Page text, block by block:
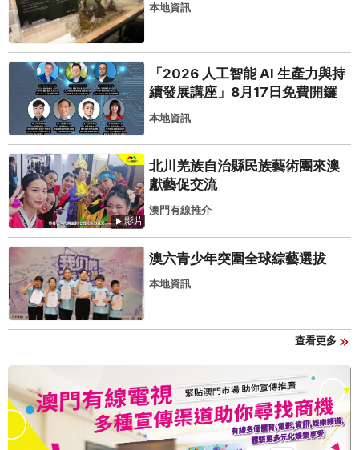
本地資訊
「2026 人工智能 AI 生產力與持
續發展講座」8月17日免費開鑼
本地資訊
影片
北川羌族自治縣民族藝術團來澳
獻藝促交流
澳門有線推介
澳六青少年突圍全球綜藝選拔
本地資訊
查看更多